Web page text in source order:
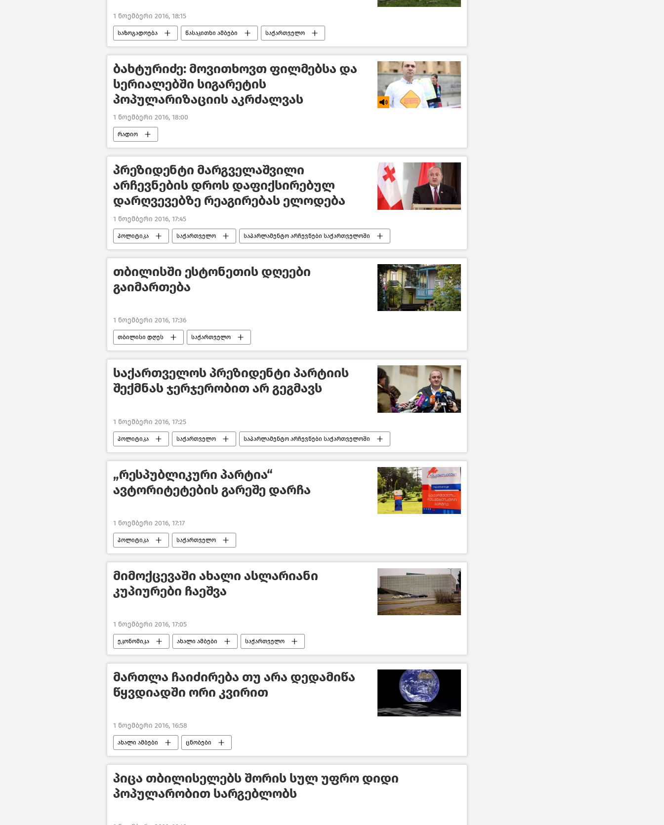
1 ნოემბერი 2016, 18:15
საზოგადოება წასაკითხი ამბები საქართველო
ბახტურიძე: მოვითხოვთ ფილმებსა და
სერიალებში სიგარეტის
პოპულარიზაციის აკრძალვას
1 ნოემბერი 2016, 18:00
რადიო
პრეზიდენტი მარგველაშვილი
არჩევნების დროს დაფიქსირებულ
დარღვევებზე რეაგირებას ელოდება
1 ნოემბერი 2016, 17:45
პოლიტიკა საქართველო საპარლამენტო არჩევნები საქართველოში
თბილისში ესტონეთის დღეები
გაიმართება
1 ნოემბერი 2016, 17:36
თბილისი დღეს საქართველო
საქართველოს პრეზიდენტი პარტიის
შექმნას ჯერჯერობით არ გეგმავს
1 ნოემბერი 2016, 17:25
პოლიტიკა საქართველო საპარლამენტო არჩევნები საქართველოში
„რესპუბლიკური პარტია“
ავტორიტეტების გარეშე დარჩა
1 ნოემბერი 2016, 17:17
პოლიტიკა საქართველო
მიმოქცევაში ახალი ასლარიანი
კუპიურები ჩაეშვა
1 ნოემბერი 2016, 17:05
ეკონომიკა ახალი ამბები საქართველო
მართლა ჩაიძირება თუ არა დედამიწა
წყვდიადში ორი კვირით
1 ნოემბერი 2016, 16:58
ახალი ამბები ცნობები
პიცა თბილისელებს შორის სულ უფრო დიდი
პოპულარობით სარგებლობს